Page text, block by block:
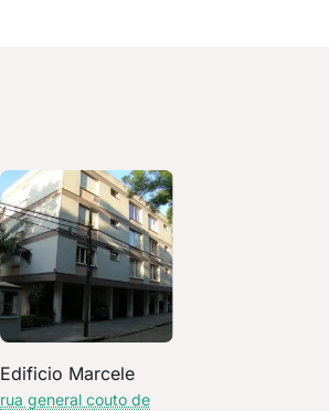
Edificio Marcele
rua general couto de